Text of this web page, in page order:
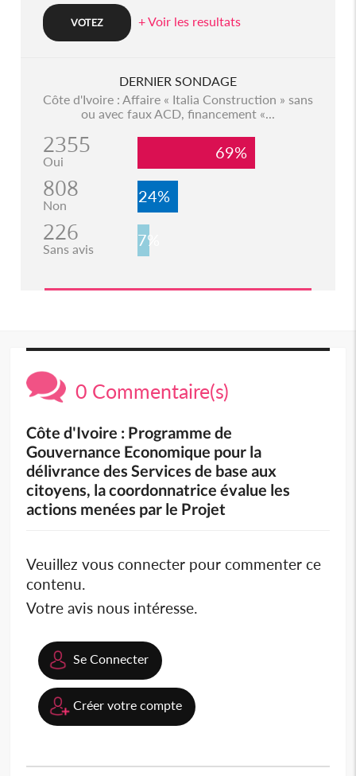
+ Voir les resultats
DERNIER SONDAGE
Côte d'Ivoire : Affaire « Italia Construction » sans
ou avec faux ACD, financement «...
2355
Oui 69%
808
Non 24%
226
Sans avis 7%
0 Commentaire(s)
Côte d'Ivoire : Programme de
Gouvernance Economique pour la
délivrance des Services de base aux
citoyens, la coordonnatrice évalue les
actions menées par le Projet
Veuillez vous connecter pour commenter ce
contenu.
Votre avis nous intéresse.
Se Connecter
Créer votre compte